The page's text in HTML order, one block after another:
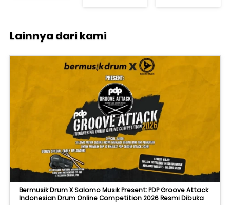
Lainnya dari kami
Bermusik Drum X Salomo Musik Present: PDP Groove Attack
Indonesian Drum Online Competition 2026 Resmi Dibuka